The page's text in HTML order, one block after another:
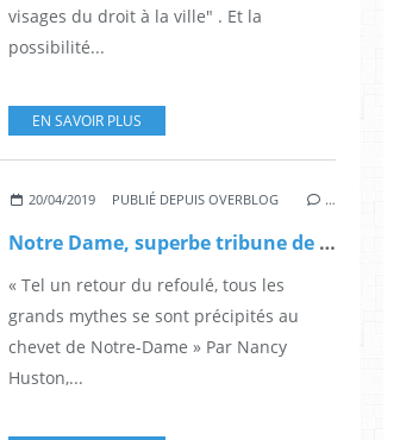
visages du droit à la ville" . Et la
possibilité...
EN SAVOIR PLUS
20/04/2019 PUBLIÉ DEPUIS OVERBLOG …
Notre Dame, superbe tribune de Nancy Huston sur Le Monde.fr
« Tel un retour du refoulé, tous les
grands mythes se sont précipités au
chevet de Notre-Dame » Par Nancy
Huston,...